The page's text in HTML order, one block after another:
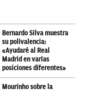
Bernardo Silva muestra
su polivalencia:
«Ayudaré al Real
Madrid en varias
posiciones diferentes»
Mourinho sobre la